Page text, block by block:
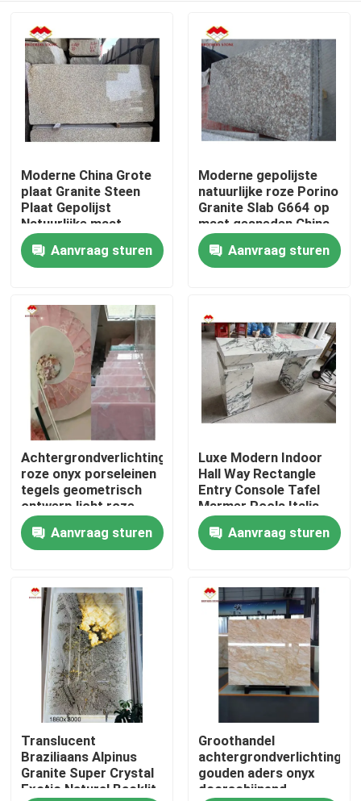
Thuis
Over ons
Contacten
Producten
De Plakken van de granietsteen
De Tegels van de granietsteen
Opgepoetste Granietsteen
Gevlamde Granietsteen
Marmeren Steenplak
marmeren steentegel
Moderne China Grote
plaat Granite Steen
Plaat Gepolijst
Natuurlijke maat
Chinese Roze Porno
Roze Granit Plaat
Aanvraag sturen
Moderne gepolijste
natuurlijke roze Porino
Granite Slab G664 op
maat gesneden China
Roze Porno Rosa
prijzenAanvraag sturen
Achtergrondverlichting
roze onyx porseleinen
tegels geometrisch
ontwerp licht roze
roze tafelplaten prijs
groothandel
doorschijnende roze
Aanvraag sturen
Luxe Modern Indoor
Hall Way Rectangle
Entry Console Tafel
Marmer Pools Italia
Arabescato Marmer
Plinth Stand Marmer
Aanvraag sturen
Translucent
Braziliaans Alpinus
Granite Super Crystal
Exotic Natural Backlit
Groothandel
achtergrondverlichting
gouden aders onyx
doorschijnend